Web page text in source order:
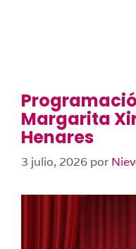
Margarita
Henares
3 julio, 2026 por